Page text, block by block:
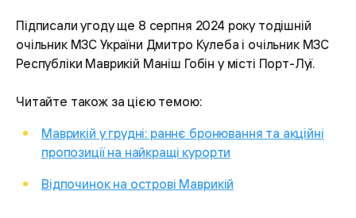
Підписали угоду ще 8 серпня 2024 року тодішній
очільник МЗС України Дмитро Кулеба і очільник МЗС
Республіки Маврикій Маніш Гобін у місті Порт-Луї.
Читайте також за цією темою:
Маврикій у грудні: раннє бронювання та акційні
пропозиції на найкращі курорти
Відпочинок на острові Маврикій